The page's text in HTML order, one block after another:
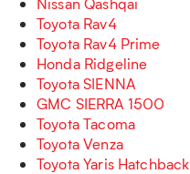
Toyota Rav4
Toyota Rav4 Prime
Honda Ridgeline
Toyota SIENNA
GMC SIERRA 1500
Toyota Tacoma
Toyota Venza
Toyota Yaris Hatchback